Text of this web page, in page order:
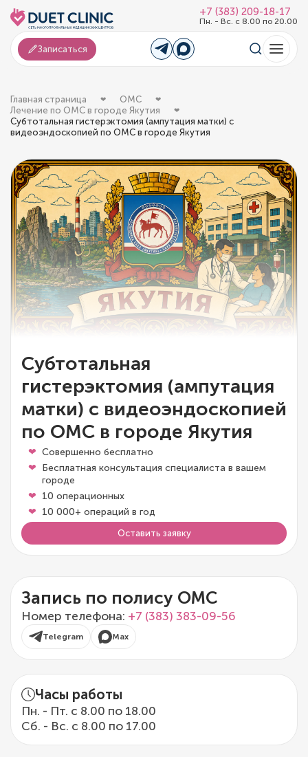
+7 (383) 209-18-17
Пн. - Вс. с 8.00 по 20.00
Записаться
Главная страница
ОМС
Лечение по ОМС в городе Якутия
Субтотальная гистерэктомия (ампутация матки) с
видеоэндоскопией по ОМС в городе Якутия
Субтотальная
гистерэктомия (ампутация
матки) с видеоэндоскопией
по ОМС в городе Якутия
Совершенно бесплатно
Бесплатная консультация специалиста в вашем
городе
10 операционных
10 000+ операций в год
Оставить заявку
Запись по полису ОМС
Номер телефона: +7 (383) 383-09-56
Telegram Max
Часы работы
Пн. - Пт. с 8.00 по 18.00
Сб. - Вс. с 8.00 по 17.00